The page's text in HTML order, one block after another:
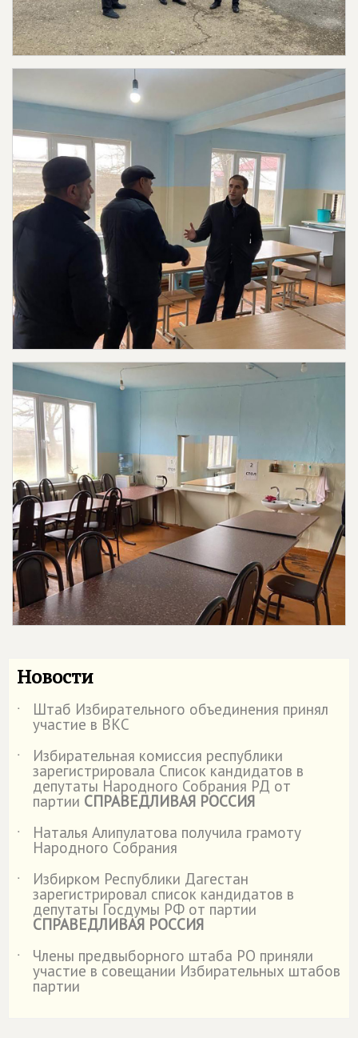
Новости
˙ Штаб Избирательного объединения принял
участие в ВКС
˙
Избирательная комиссия республики
зарегистрировала Список кандидатов в
депутаты Народного Собрания РД от
партии СПРАВЕДЛИВАЯ РОССИЯ
˙
Наталья Алипулатова получила грамоту
Народного Собрания
˙
Избирком Республики Дагестан
зарегистрировал список кандидатов в
депутаты Госдумы РФ от партии
СПРАВЕДЛИВАЯ РОССИЯ
˙
Члены предвыборного штаба РО приняли
участие в совещании Избирательных штабов
партии